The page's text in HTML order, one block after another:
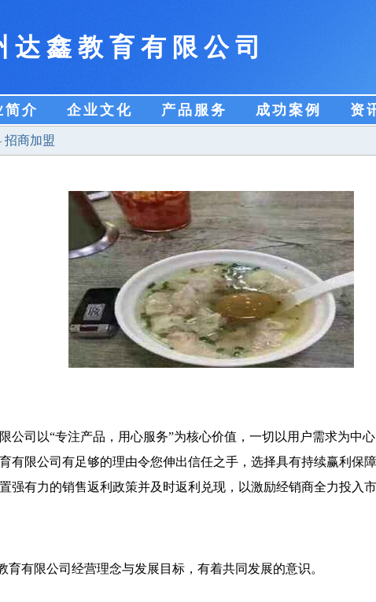
达鑫教育有限公司
简介 企业文化 产品服务 成功案例 资
招商加盟
公司以“专注产品，用心服务”为核心价值，一切以用户需求为中
有限公司有足够的理由令您伸出信任之手，选择具有持续赢利保
强有力的销售返利政策并及时返利兑现，以激励经销商全力投入
育有限公司经营理念与发展目标，有着共同发展的意识。